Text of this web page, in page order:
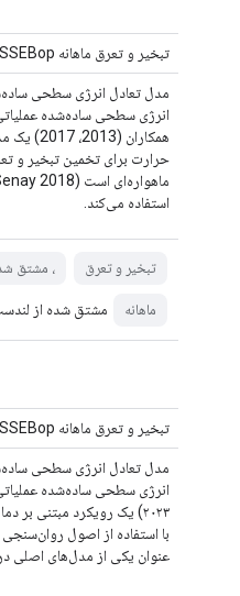
تبخیر و تعرق ماهانه OpenET SSEBop نسخه ۲.۰
همکاران
حرارت برای تخمین تبخیر و
استفاده می‌کند.
تبخیر و تعرق ، مشتق
ماهانه مشتق شده از
تبخیر و تعرق ماهانه OpenET SSEBop نسخه ۲.۱
عنوان یکی از مدل‌های اصلی در